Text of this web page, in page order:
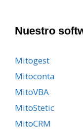
Nuestro
Mitogest
Mitoconta
MitoVBA
MitoStetic
MitoCRM